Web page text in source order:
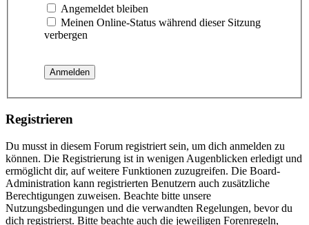
Angemeldet bleiben
Meinen Online-Status während dieser Sitzung
verbergen
Registrieren
Du musst in diesem Forum registriert sein, um dich anmelden zu
können. Die Registrierung ist in wenigen Augenblicken erledigt und
ermöglicht dir, auf weitere Funktionen zuzugreifen. Die Board-
Administration kann registrierten Benutzern auch zusätzliche
Berechtigungen zuweisen. Beachte bitte unsere
Nutzungsbedingungen und die verwandten Regelungen, bevor du
dich registrierst. Bitte beachte auch die jeweiligen Forenregeln,